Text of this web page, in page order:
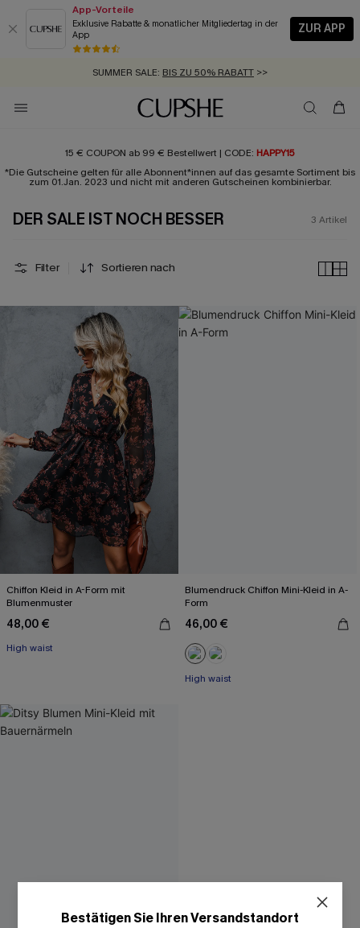
App-Vorteile
Exklusive Rabatte & monatlicher Mitgliedertag in der
App
ZUR APP
GRATIS MASSBAND MIT JEDEM SCHNELLVERSAND-ARTIKEL >>
SUMMER SALE: BIS ZU 50% RABATT >>
ZUM NEWSLETTER:BIS ZU -20% EXTRA ERHALTEN
KOSTENLOSER VERSAND AB 89 €
15 € COUPON ab 99 € Bestellwert | CODE: HAPPY15
*Die Gutscheine gelten für alle Abonnent*innen auf das gesamte Sortiment bis
zum 01.Jan. 2023 und nicht mit anderen Gutscheinen kombinierbar.
DER SALE IST NOCH BESSER 3 Artikel
Filter Sortieren nach
Chiffon Kleid in A-Form mit
Blumenmuster
48,00 €
High waist
Blumendruck Chiffon Mini-Kleid in A-
Form
46,00 €
High waist
Bestätigen Sie Ihren Versandstandort